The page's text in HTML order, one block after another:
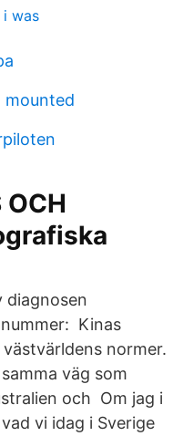
was
mounted
OCH
diagnosen
Kinas
normer.
väg som
och Om jag i
vi idag i Sverige